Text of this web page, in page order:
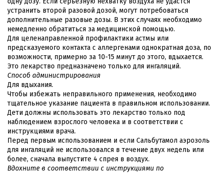
устранить второй разовой дозой, могут потребоваться
дополнительные разовые дозы. В этих случаях необходимо
немедленно обратиться за медицинской помощью.
Для целенаправленной профилактики астмы или
предсказуемого контакта с аллергенами однократная доза, по
возможности, примерно за 10-15 минут до этого, вдыхается.
Это лекарство предназначено только для ингаляций.
Способ администрирования
Для вдыхания.
Чтобы избежать неправильного применения, необходимо
тщательное указание пациента в правильном использовании.
Дети должны использовать это лекарство только под
наблюдением взрослого человека и в соответствии с
инструкциями врача.
Перед первым использованием и если Сальбутамол аэрозоль
для ингаляций не использовался в течение двух недель или
более, сначала выпустите 4 спрея в воздух.
Вдохните в соответствии с инструкциями по